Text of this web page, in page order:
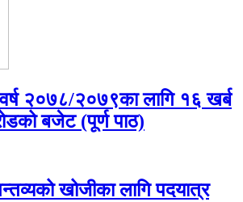
२०७८/२०७९का लागि १६ खर्ब
बजेट (पूर्ण पाठ)
खोजीका लागि पदयात्र